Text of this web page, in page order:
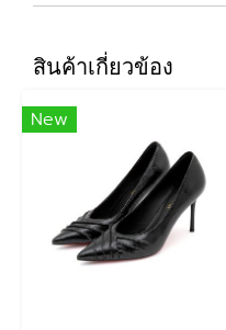
สินค้าเกี่ยวข้อง
New